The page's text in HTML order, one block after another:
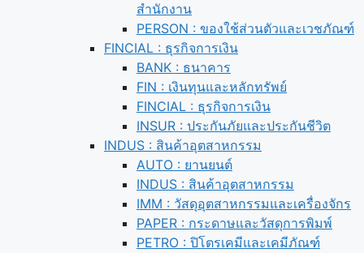
สำนักงาน
PERSON : ของใช้ส่วนตัวและเวชภัณฑ์
FINCIAL : ธุรกิจการเงิน
BANK : ธนาคาร
FIN : เงินทุนและหลักทรัพย์
FINCIAL : ธุรกิจการเงิน
INSUR : ประกันภัยและประกันชีวิต
INDUS : สินค้าอุตสาหกรรม
AUTO : ยานยนต์
INDUS : สินค้าอุตสาหกรรม
IMM : วัสดุอุตสาหกรรมและเครื่องจักร
PAPER : กระดาษและวัสดุการพิมพ์
PETRO : ปิโตรเคมีและเคมีภัณฑ์